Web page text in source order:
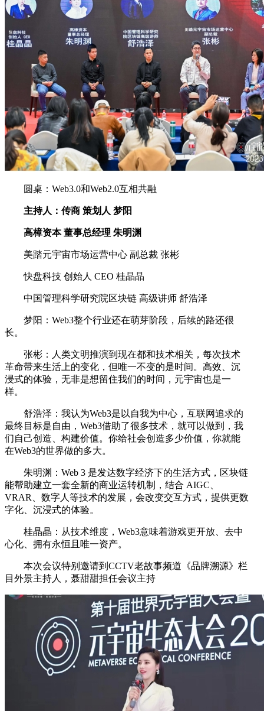
圆桌：Web3.0和Web2.0互相共融
主持人：传商 策划人 梦阳
高樟资本 董事总经理 朱明渊
美踏元宇宙市场运营中心 副总裁 张彬
快盘科技 创始人 CEO 桂晶晶
中国管理科学研究院区块链 高级讲师 舒浩泽
梦阳：Web3整个行业还在萌芽阶段，后续的路还很
长。
张彬：人类文明推演到现在都和技术相关，每次技术
革命带来生活上的变化，但唯一不变的是时间。高效、沉
浸式的体验，无非是想留住我们的时间，元宇宙也是一
样。
舒浩泽：我认为Web3是以自我为中心，互联网追求的
最终目标是自由，Web3借助了很多技术，就可以做到，我
们自己创造、构建价值。你给社会创造多少价值，你就能
在Web3的世界做的多大。
朱明渊：Web 3 是发达数字经济下的生活方式，区块链
能帮助建立一套全新的商业运转机制，结合 AIGC、
VRAR、数字人等技术的发展，会改变交互方式，提供更数
字化、沉浸式的体验。
桂晶晶：从技术维度，Web3意味着游戏更开放、去中
心化、拥有永恒且唯一资产。
本次会议特别邀请到CCTV老故事频道《品牌溯源》栏
目外景主持人，聂甜甜担任会议主持